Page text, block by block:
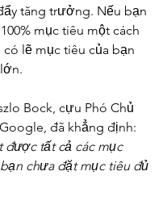
tăng trưởng. Nếu bạn
mục tiêu một cách
lẽ mục tiêu của bạn
Bock, cựu Phó Chủ
đã khẳng định:
được tất cả các mục
chưa đặt mục tiêu đủ